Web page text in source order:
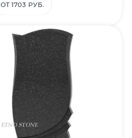
ОТ 1703 РУБ.